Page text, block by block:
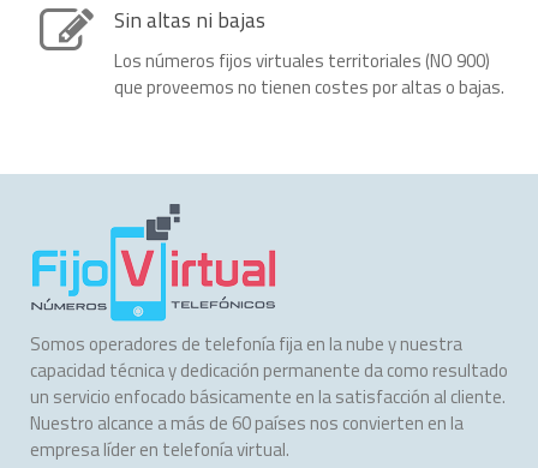
Sin altas ni bajas
Los números fijos virtuales territoriales (NO 900)
que proveemos no tienen costes por altas o bajas.
Somos operadores de telefonía fija en la nube y nuestra
capacidad técnica y dedicación permanente da como resultado
un servicio enfocado básicamente en la satisfacción al cliente.
Nuestro alcance a más de 60 países nos convierten en la
empresa líder en telefonía virtual.